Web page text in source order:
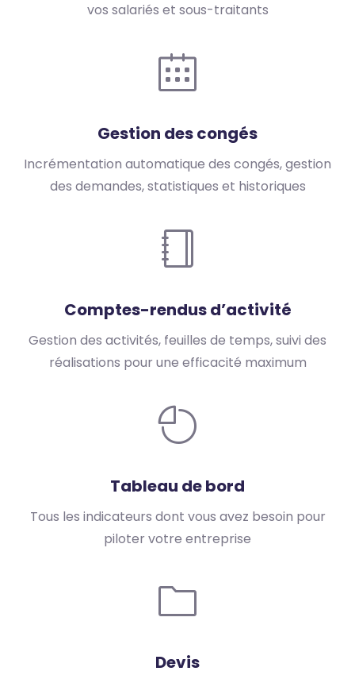
vos salariés et sous-traitants
Gestion des congés
Incrémentation automatique des congés, gestion
des demandes, statistiques et historiques
Comptes-rendus d’activité
Gestion des activités, feuilles de temps, suivi des
réalisations pour une efficacité maximum
Tableau de bord
Tous les indicateurs dont vous avez besoin pour
piloter votre entreprise
Devis